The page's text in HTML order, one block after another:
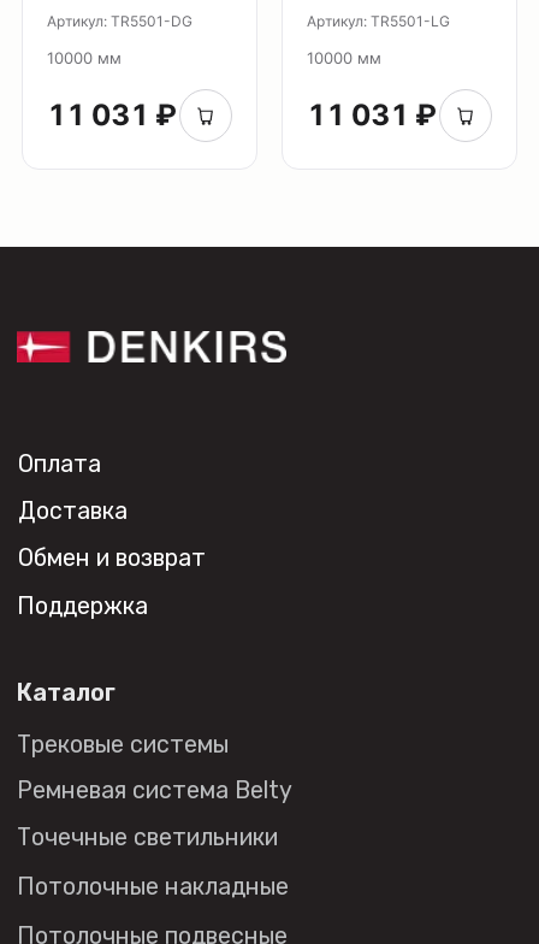
Артикул: TR5501-DG
10000 мм
11 031 ₽
Артикул: TR5501-LG
10000 мм
11 031 ₽
купить?
© 2026 DENKIRS
+7 (495) 108-49-68
Дизайнерам
Политика в отношении